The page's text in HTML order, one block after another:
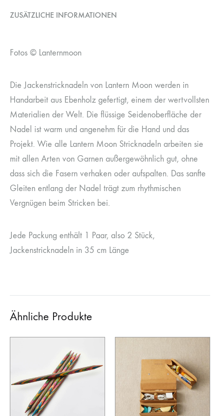
ZUSÄTZLICHE INFORMATIONEN
Fotos © Lanternmoon
Die Jackenstricknadeln von Lantern Moon werden in
Handarbeit aus Ebenholz gefertigt, einem der wertvollsten
Materialien der Welt. Die flüssige Seidenoberfläche der
Nadel ist warm und angenehm für die Hand und das
Projekt. Wie alle Lantern Moon Stricknadeln arbeiten sie
mit allen Arten von Garnen außergewöhnlich gut, ohne
dass sich die Fasern verhaken oder aufspalten. Das sanfte
Gleiten entlang der Nadel trägt zum rhythmischen
Vergnügen beim Stricken bei.
Jede Packung enthält 1 Paar, also 2 Stück,
Jackenstricknadeln in 35 cm Länge
Ähnliche Produkte